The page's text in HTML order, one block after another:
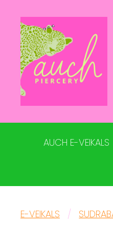
AUCH E-VEIKALS
E-VEIKALS